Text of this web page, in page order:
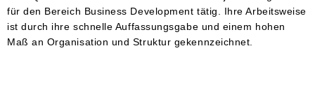
für den Bereich Business Development tätig. Ihre Arbeitsweise
ist durch ihre schnelle Auffassungsgabe und einem hohen
Maß an Organisation und Struktur gekennzeichnet.